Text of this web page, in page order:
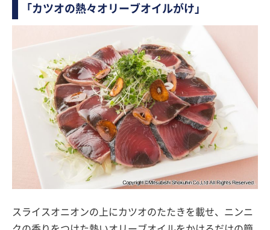
「カツオの熱々オリーブオイルがけ」
スライスオニオンの上にカツオのたたきを載せ、ニンニ